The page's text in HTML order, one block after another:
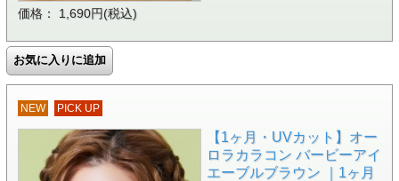
価格： 1,690円(税込)
NEW PICK UP
【1ヶ月・UVカット】オー
ロラカラコン バービーアイ
エーブルブラウン ｜1ヶ月